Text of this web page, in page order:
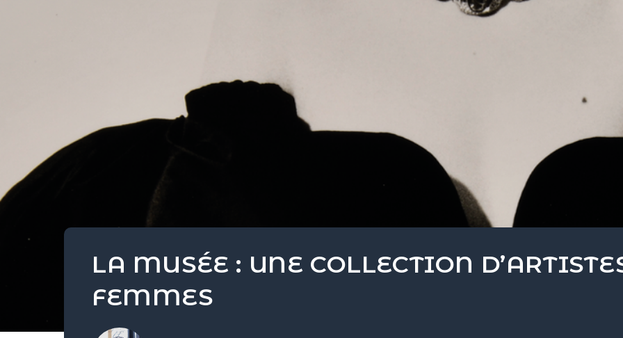
LA MUSÉE : UNE COLLECTION
FEMMES